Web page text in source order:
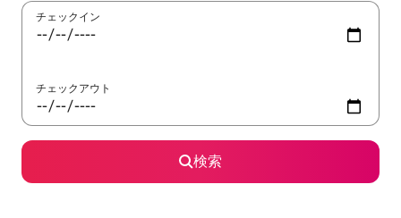
チェックイン
チェックアウト
検索